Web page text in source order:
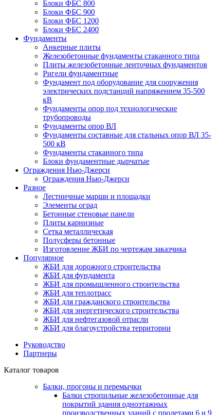
Блоки ФБС 800
Блоки ФБС 900
Блоки ФБС 1200
Блоки ФБС 2400
Фундаменты
Анкерные плиты
Железобетонные фундаменты стаканного типа
Плиты железобетонные ленточных фундаментов
Ригели фундаментные
Фундамент под оборудование для сооружения
электрических подстанций напряжением 35-500
кВ
Фундаменты опор под технологические
трубопроводы
Фундаменты опор ВЛ
Фундаменты составные для стальных опор ВЛ 35-
500 кВ
Фундаменты стаканного типа
Блоки фундаментные дырчатые
Ограждения Нью-Джерси
Ограждения Нью-Джерси
Разное
Лестничные марши и площадки
Элементы оград
Бетонные стеновые панели
Плиты карнизные
Сетка металлическая
Полусферы бетонные
Изготовление ЖБИ по чертежам заказчика
Популярное
ЖБИ для дорожного строительства
ЖБИ для фундамента
ЖБИ для промышленного строительства
ЖБИ для теплотрасс
ЖБИ для гражданского строительства
ЖБИ для энергетического строительства
ЖБИ для нефтегазовой отрасли
ЖБИ для благоустройства территории
Руководство
Партнеры
Каталог товаров
Балки, прогоны и перемычки
Балки стропильные железобетонные для
покрытий здания одноэтажных
производственных зданий с пролетами 6 и 9